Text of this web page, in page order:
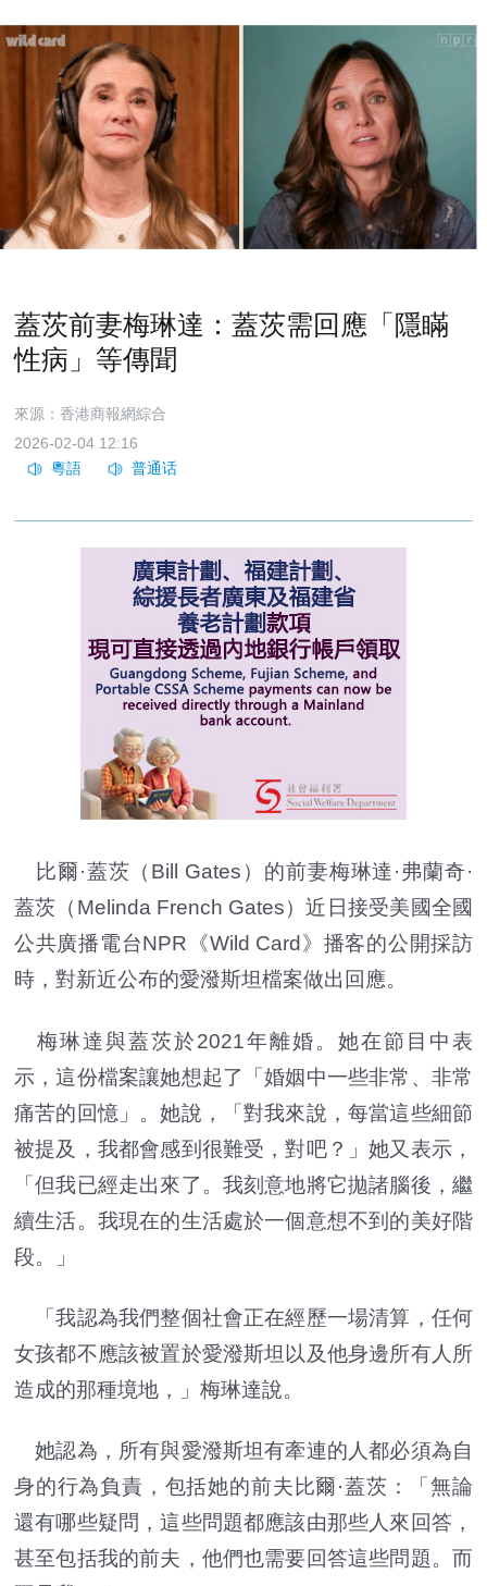
蓋茨前妻梅琳達：蓋茨需回應「隱瞞
性病」等傳聞
來源：香港商報網綜合
2026-02-04 12:16
比爾·蓋茨（Bill Gates）的前妻梅琳達·弗蘭奇·
蓋茨（Melinda French Gates）近日接受美國全國
公共廣播電台NPR《Wild Card》播客的公開採訪
時，對新近公布的愛潑斯坦檔案做出回應。
梅琳達與蓋茨於2021年離婚。她在節目中表
示，這份檔案讓她想起了「婚姻中一些非常、非常
痛苦的回憶」。她說，「對我來說，每當這些細節
被提及，我都會感到很難受，對吧？」她又表示，
「但我已經走出來了。我刻意地將它拋諸腦後，繼
續生活。我現在的生活處於一個意想不到的美好階
段。」
「我認為我們整個社會正在經歷一場清算，任何
女孩都不應該被置於愛潑斯坦以及他身邊所有人所
造成的那種境地，」梅琳達說。
她認為，所有與愛潑斯坦有牽連的人都必須為自
身的行為負責，包括她的前夫比爾·蓋茨：「無論
還有哪些疑問，這些問題都應該由那些人來回答，
甚至包括我的前夫，他們也需要回答這些問題。而